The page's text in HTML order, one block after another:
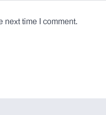
next time I comment.